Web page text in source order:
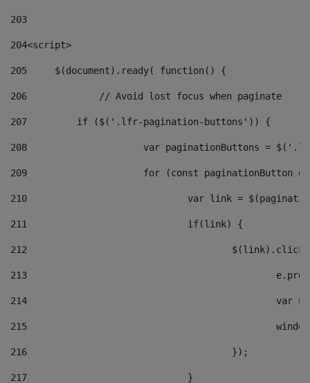
203
204<script>
205
	$(document).ready( function() {
206
		// Avoid lost focus when paginate
207
	    if ($('.lfr-pagination-buttons')) {
208
var paginationButtons =
209
for (const
210
var link =
211
				if(link) {
212
213
214
215
216
					});
217
				}